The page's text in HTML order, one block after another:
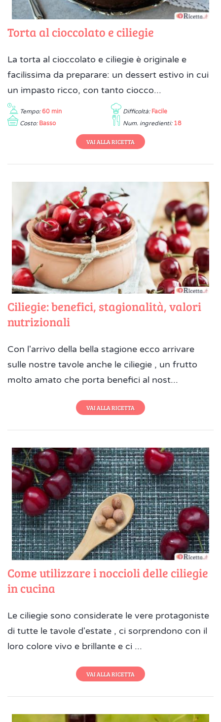
Torta al cioccolato e ciliegie
La torta al cioccolato e ciliegie è originale e
facilissima da preparare: un dessert estivo in cui
un impasto ricco, con tanto ciocco...
Tempo: 60 min Difficoltà: Facile
Costo: Basso Num. ingredienti: 18
VAI ALLA RICETTA
Ciliegie: benefici, stagionalità, valori
nutrizionali
Con l'arrivo della bella stagione ecco arrivare
sulle nostre tavole anche le ciliegie , un frutto
molto amato che porta benefici al nost...
VAI ALLA RICETTA
Come utilizzare i noccioli delle ciliegie
in cucina
Le ciliegie sono considerate le vere protagoniste
di tutte le tavole d'estate , ci sorprendono con il
loro colore vivo e brillante e ci ...
VAI ALLA RICETTA